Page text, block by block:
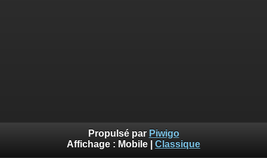
Propulsé par Piwigo
Affichage : Mobile Classique